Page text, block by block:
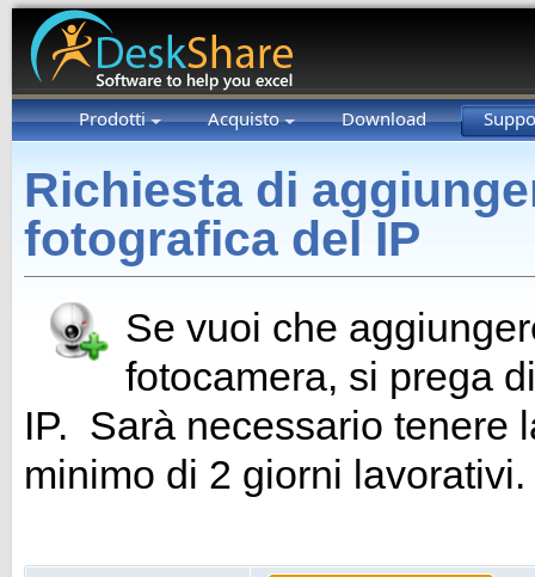
Prodotti Acquisto Download
Richiesta di
fotografica del IP
Se vuoi che
fotocamera, si prega
IP. Sarà necessario tenere
minimo di 2 giorni lavorativi.